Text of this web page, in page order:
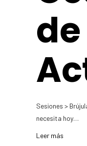
de
Sesiones >
necesita hoy…
Leer más